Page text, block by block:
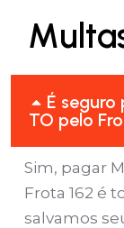
É
TO pelo
Sim, pagar
Frota 162 é
salvamos